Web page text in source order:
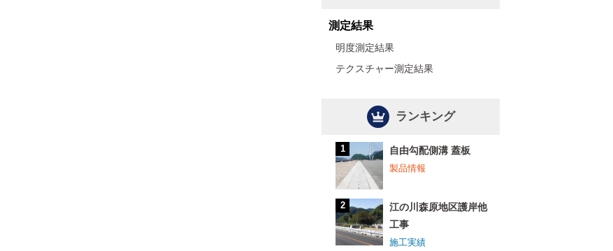
測定結果
明度測定結果
テクスチャー測定結果
ランキング
自由勾配側溝 蓋板
製品情報
江の川森原地区護岸他
工事
施工実績